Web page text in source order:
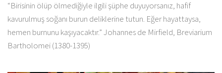
“Birisinin ölüp ölmediğiyle ilgili şüphe duyuyorsanız, hafif
kavurulmuş soğanı burun deliklerine tutun. Eğer hayattaysa,
hemen burnunu kaşıyacaktır.” Johannes de Mirfield, Breviarium
Bartholomei (1380-1395)